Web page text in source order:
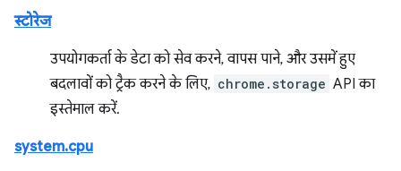
स्टोरेज
उपयोगकर्ता के डेटा को सेव करने, वापस पाने, और उसमें हुए
बदलावों को ट्रैक करने के लिए, chrome.storage API का
इस्तेमाल करें.
system.cpu